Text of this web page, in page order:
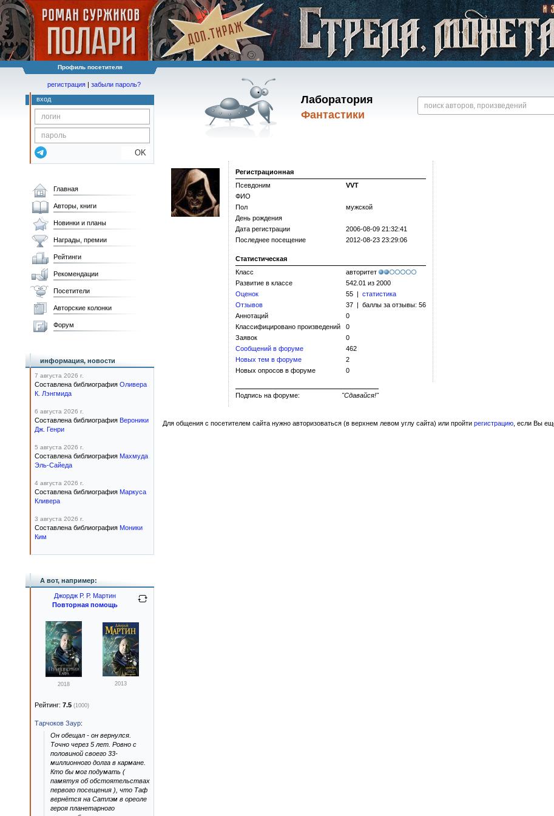
Профиль посетителя
Лаборатория
Фантастики
регистрация | забыли пароль?
вход
OK
Регистрационная
Псевдоним
VVT
ФИО
Пол
мужской
День рождения
Дата регистрации
2006-08-09 21:32:41
Последнее посещение
2012-08-23 23:29:06
Статистическая
Класс
авторитет
Развитие в классе
542.01 из 2000
Оценок
55 | статистика
Отзывов
37 | баллы за отзывы: 56
Аннотаций
0
Классифицировано произведений
0
Заявок
0
Сообщений в форуме
462
Новых тем в форуме
2
Новых опросов в форуме
0
Подпись на форуме: "Сдавайся!"
Для общения с посетителем сайта нужно авторизоваться (в верхнем левом углу сайта) или пройти регистрацию , если Вы
Главная
Авторы, книги
Новинки и планы
Награды, премии
Рейтинги
Рекомендации
Посетители
Авторские колонки
Форум
информация, новости
7 августа 2026 г.
Составлена библиография Оливера
К. Лэнгмида
6 августа 2026 г.
Составлена библиография Вероники
Дж. Генри
5 августа 2026 г.
Составлена библиография Махмуда
Эль-Сайеда
4 августа 2026 г.
Составлена библиография Маркуса
Кливера
3 августа 2026 г.
Составлена библиография Моники
Ким
А вот, например:
Джордж Р. Р. Мартин
Повторная помощь
2018 2013
Рейтинг: 7.5 (1000)
Тарчоков Заур:
Он обещал - он вернулся.
Точно через 5 лет. Ровно с
половиной своего 33-
миллионного долга в кармане.
Кто бы мог подумать (
памятуя об обстоятельствах
первого посещения ), что Таф
вернётся на Сатлэм в ореоле
героя планетарного